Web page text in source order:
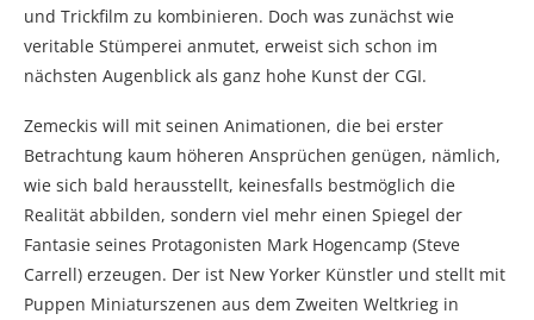
und Trickfilm zu kombinieren. Doch was zunächst wie
veritable Stümperei anmutet, erweist sich schon im
nächsten Augenblick als ganz hohe Kunst der CGI.
Zemeckis will mit seinen Animationen, die bei erster
Betrachtung kaum höheren Ansprüchen genügen, nämlich,
wie sich bald herausstellt, keinesfalls bestmöglich die
Realität abbilden, sondern viel mehr einen Spiegel der
Fantasie seines Protagonisten Mark Hogencamp (Steve
Carrell) erzeugen. Der ist New Yorker Künstler und stellt mit
Puppen Miniaturszenen aus dem Zweiten Weltkrieg in